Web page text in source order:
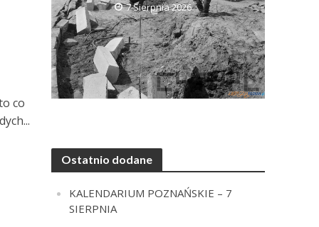
co
7 Sierpnia 2026
Ostatnio dodane
KALENDARIUM POZNAŃSKIE – 7
SIERPNIA